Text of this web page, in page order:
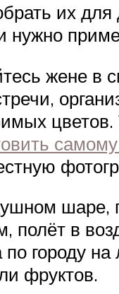
их для
жене в
шаре,
полёт в
по городу
фруктов.